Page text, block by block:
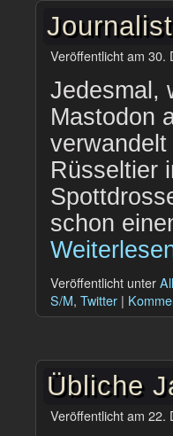
Veröffentlicht am 30.
Jedesmal,
Mastodon
Rüsseltier
schon
Veröffentlicht unter
S/M, Twitter |
Übliche
Veröffentlicht am 22.